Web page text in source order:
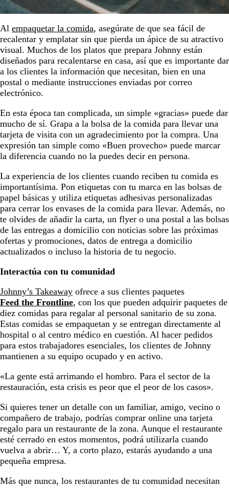
Al empaquetar la comida, asegúrate de que sea fácil de
recalentar y emplatar sin que pierda un ápice de su atractivo
visual. Muchos de los platos que prepara Johnny están
diseñados para recalentarse en casa, así que es importante dar
a los clientes la información que necesitan, bien en una
postal o mediante instrucciones enviadas por correo
electrónico.
En esta época tan complicada, un simple «gracias» puede dar
mucho de sí. Grapa a la bolsa de la comida para llevar una
tarjeta de visita con un agradecimiento por la compra. Una
expresión tan simple como «Buen provecho» puede marcar
la diferencia cuando no la puedes decir en persona.
La experiencia de los clientes cuando reciben tu comida es
importantísima. Pon etiquetas con tu marca en las bolsas de
papel básicas y utiliza etiquetas adhesivas personalizadas
para cerrar los envases de la comida para llevar. Además, no
te olvides de añadir la carta, un flyer o una postal a las bolsas
de las entregas a domicilio con noticias sobre las próximas
ofertas y promociones, datos de entrega a domicilio
actualizados o incluso la historia de tu negocio.
Interactúa con tu comunidad
Johnny’s Takeaway ofrece a sus clientes paquetes
Feed the Frontline, con los que pueden adquirir paquetes de
diez comidas para regalar al personal sanitario de su zona.
Estas comidas se empaquetan y se entregan directamente al
hospital o al centro médico en cuestión. Al hacer pedidos
para estos trabajadores esenciales, los clientes de Johnny
mantienen a su equipo ocupado y en activo.
«La gente está arrimando el hombro. Para el sector de la
restauración, esta crisis es peor que el peor de los casos».
Si quieres tener un detalle con un familiar, amigo, vecino o
compañero de trabajo, podrías comprar online una tarjeta
regalo para un restaurante de la zona. Aunque el restaurante
esté cerrado en estos momentos, podrá utilizarla cuando
vuelva a abrir… Y, a corto plazo, estarás ayudando a una
pequeña empresa.
Más que nunca, los restaurantes de tu comunidad necesitan